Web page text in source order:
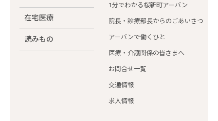
在宅医療
読みもの
1分でわかる桜新町アーバン
院長・診療部長からのごあいさつ
アーバンで働くひと
医療・介護関係の皆さまへ
お問合せ一覧
交通情報
求人情報